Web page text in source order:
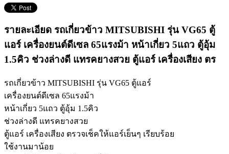
รายละเอียด รถเกี่ยวข้าว MITSUBISHI รุ่น VG65 ตู้
แอร์ เครื่องยนต์ดีเซล 65แรงม้า หน้าเกี่ยว 5แถว ตู้อุ้ม
1.5คิว ช่วงล่างดี แทรคยางสวย ตู้แอร์ เครื่องเสียง ตร
รถเกี่ยวข้าว MITSUBISHI รุ่น VG65 ตู้แอร์
เครื่องยนต์ดีเซล 65แรงม้า
หน้าเกี่ยว 5แถว ตู้อุ้ม 1.5คิว
ช่วงล่างดี แทรคยางสวย
ตู้แอร์ เครื่องเสียง ตรวจเช็คให้แอร์เย็นๆ เรียบร้อย
ใช้งานมาน้อย